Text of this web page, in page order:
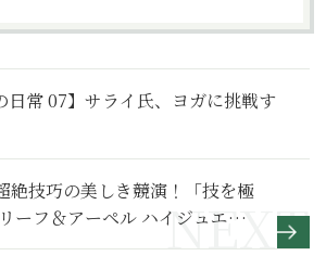
日常 07】サライ氏、ヨガに挑戦す
絶技巧の美しき競演！「技を極
ーフ＆アーペル ハイジュエリ
展